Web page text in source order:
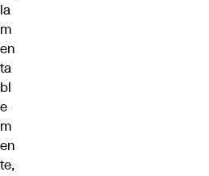
la
m
en
ta
bl
e
m
en
te,